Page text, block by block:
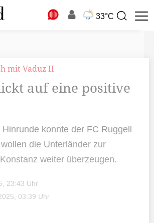
33°C
Suchbegriff
mit Vaduz II
auf eine positive
konnte der FC Ruggell
die Unterländer zur
weiter überzeugen.
23:43 Uhr
03:39 Uhr